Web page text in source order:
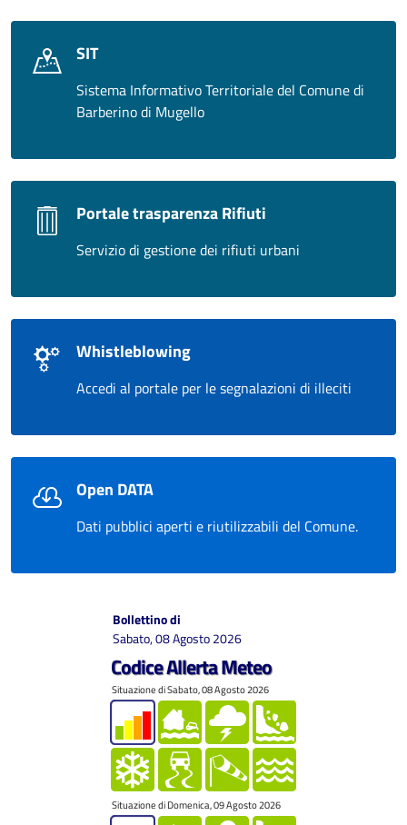
SIT
Sistema Informativo Territoriale del Comune di
Barberino di Mugello
Portale trasparenza Rifiuti
Servizio di gestione dei rifiuti urbani
Whistleblowing
Accedi al portale per le segnalazioni di illeciti
Open DATA
Dati pubblici aperti e riutilizzabili del Comune.
Bollettino di
Sabato, 08 Agosto 2026
Codice Allerta Meteo
Situazione di Sabato, 08 Agosto 2026
Situazione di Domenica, 09 Agosto 2026